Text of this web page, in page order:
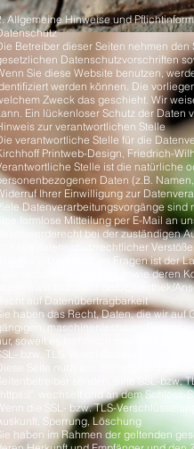
Allgemeine Hinweise und
Betreiber dieser Seiten nehmen
Datenschutzvorschriften
Sie diese Website benutzen,
werden können. Die
Zweck das geschieht. Wir
Ein lückenloser Schutz der Daten
zur verantwortlichen Stelle
verantwortliche Stelle für die
Printweb-Design, Friedrich-
Stelle ist die natürliche
Daten (z.B.
Ihrer Einwilligung zur
Datenverarbeitungsvorgänge
eine formlose Mitteilung per E-Mail an
Beschwerderecht bei der zuständigen
Im Falle datenschutzrechtlicher
datenschutzrechtlichen Fragen ist der
Datenschutzbeauftragten sowie deren
https://www.bfdi.bund.de/DE/Infothek/
Recht auf Datenübertragbarkeit
haben das Recht, Daten, die wir
maschinenlesbaren Format
soweit es technisch machbar ist.
bzw. TLS-Verschlüsselung
Seite nutzt aus
Seitenbetreiber senden, eine SSL-bzw.
” wechselt und an dem Schloss-
die SSL- bzw. TLS-
Sperrung, Löschung
haben im Rahmen der geltenden